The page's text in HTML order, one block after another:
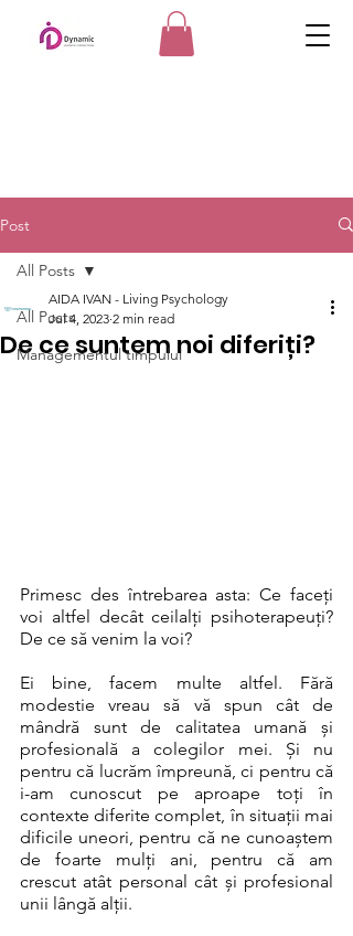
Post
All Posts
Managementul timpului
All Posts
De ce suntem noi diferiți?
AIDA IVAN - Living Psychology
Jul 4, 2023 2 min read
Primesc des întrebarea asta: Ce faceți
voi altfel decât ceilalți psihoterapeuți?
De ce să venim la voi?
Ei bine, facem multe altfel. Fără
modestie vreau să vă spun cât de
mândră sunt de calitatea umană și
profesională a colegilor mei. Și nu
pentru că lucrăm împreună, ci pentru că
i-am cunoscut pe aproape toți în
contexte diferite complet, în situații mai
dificile uneori, pentru că ne cunoaștem
de foarte mulți ani, pentru că am
crescut atât personal cât și profesional
unii lângă alții.